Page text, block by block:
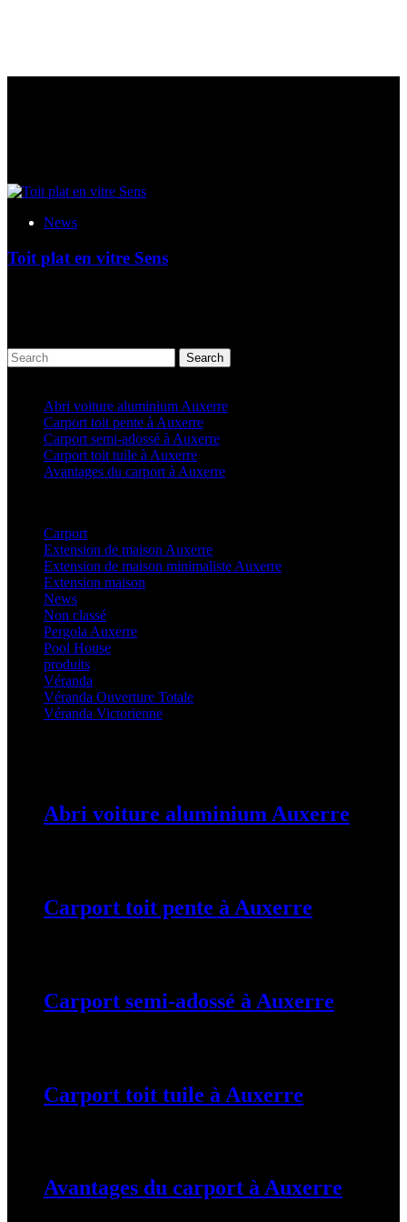
News
Toit plat en vitre Sens
Search
Abri voiture aluminium Auxerre
Carport toit pente à Auxerre
Carport semi-adossé à Auxerre
Carport toit tuile à Auxerre
Avantages du carport à Auxerre
Carport
Extension de maison Auxerre
Extension de maison minimaliste Auxerre
Extension maison
News
Non classé
Pergola Auxerre
Pool House
produits
Véranda
Véranda Ouverture Totale
Véranda Victorienne
Abri voiture aluminium Auxerre
Carport toit pente à Auxerre
Carport semi-adossé à Auxerre
Carport toit tuile à Auxerre
Avantages du carport à Auxerre